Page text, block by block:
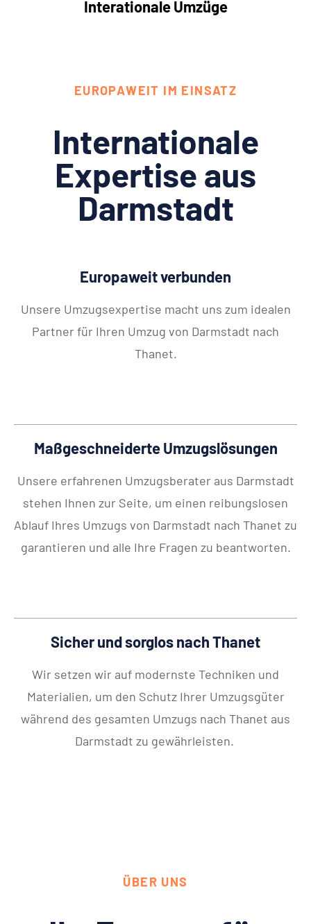
Interationale Umzüge
EUROPAWEIT IM EINSATZ
Internationale
Expertise aus
Darmstadt
Europaweit verbunden
Unsere Umzugsexpertise macht uns zum idealen
Partner für Ihren Umzug von Darmstadt nach
Thanet.
Maßgeschneiderte Umzugslösungen
Unsere erfahrenen Umzugsberater aus Darmstadt
stehen Ihnen zur Seite, um einen reibungslosen
Ablauf Ihres Umzugs von Darmstadt nach Thanet zu
garantieren und alle Ihre Fragen zu beantworten.
Sicher und sorglos nach Thanet
Wir setzen wir auf modernste Techniken und
Materialien, um den Schutz Ihrer Umzugsgüter
während des gesamten Umzugs nach Thanet aus
Darmstadt zu gewährleisten.
ÜBER UNS